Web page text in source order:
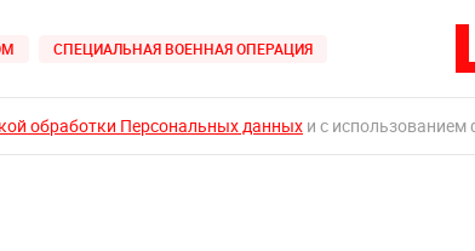
СПЕЦИАЛЬНАЯ ВОЕННАЯ ОПЕРАЦИЯ
обработки Персональных данных и с